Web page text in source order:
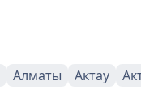
Алматы Актау